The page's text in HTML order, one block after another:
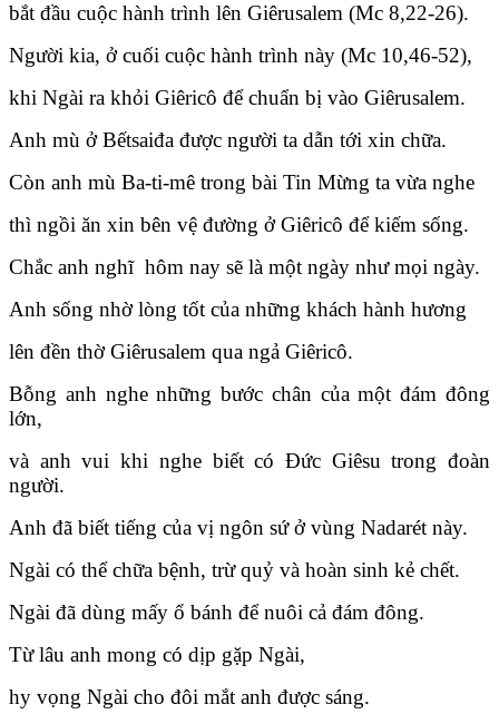
bắt đầu cuộc hành trình lên Giêrusalem (Mc 8,22-26).
Người kia, ở cuối cuộc hành trình này (Mc 10,46-52),
khi Ngài ra khỏi Giêricô để chuẩn bị vào Giêrusalem.
Anh mù ở Bếtsaiđa được người ta dẫn tới xin chữa.
Còn anh mù Ba-ti-mê trong bài Tin Mừng ta vừa nghe
thì ngồi ăn xin bên vệ đường ở Giêricô để kiếm sống.
Chắc anh nghĩ hôm nay sẽ là một ngày như mọi ngày.
Anh sống nhờ lòng tốt của những khách hành hương
lên đền thờ Giêrusalem qua ngả Giêricô.
Bỗng anh nghe những bước chân của một đám đông
lớn,
và anh vui khi nghe biết có Đức Giêsu trong đoàn
người.
Anh đã biết tiếng của vị ngôn sứ ở vùng Nadarét này.
Ngài có thể chữa bệnh, trừ quỷ và hoàn sinh kẻ chết.
Ngài đã dùng mấy ổ bánh để nuôi cả đám đông.
Từ lâu anh mong có dịp gặp Ngài,
hy vọng Ngài cho đôi mắt anh được sáng.